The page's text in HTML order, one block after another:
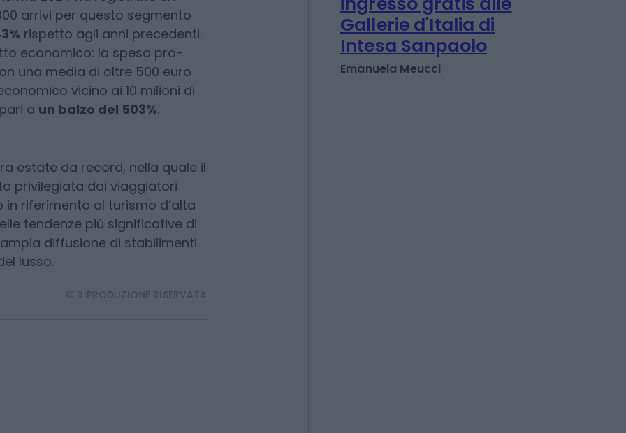
della scena
. Il 2024 ha registrato un
arrivi per questo segmento
rispetto agli anni precedenti.
economico: la spesa pro-
aun balzo del 503%.
estate da record, nella quale il
privilegiata dai viaggiatori
riferimento al turismo d’alta
tendenze più significative di
TENDENZE E SOSTENIBILITÀ
Ferragosto al museo:
ingresso gratis alle